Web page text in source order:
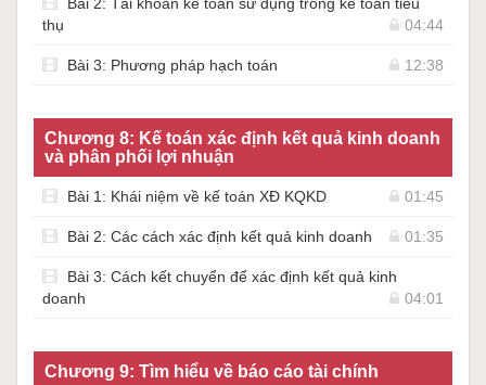
thụ
04:44
Bài 3: Phương pháp hạch toán 12:38
Chương 8: Kế toán xác định kết quả kinh doanh
và phân phối lợi nhuận
Bài 1: Khái niệm về kế toán XĐ KQKD 01:45
Bài 2: Các cách xác định kết quả kinh doanh 01:35
Bài 3: Cách kết chuyển để xác định kết quả kinh
doanh
04:01
Chương 9: Tìm hiểu về báo cáo tài chính